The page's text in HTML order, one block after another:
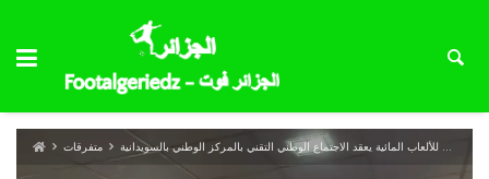
متفرقات الاتحاد الجزائري للألعاب المائية يعقد الاجتماع الوطني التقني بالمركز الوطني بالسويدانية